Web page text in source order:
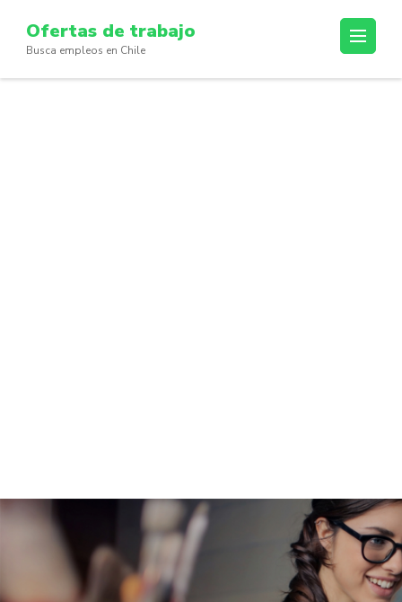
content
(Press
Ofertas de trabajo
Busca empleos en Chile